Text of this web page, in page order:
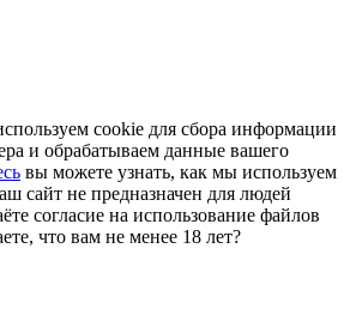
cookie для сбора информации
и обрабатываем данные вашего
вы можете узнать, как мы используем
сайт не предназначен для людей
согласие на использование файлов
что вам не менее 18 лет?